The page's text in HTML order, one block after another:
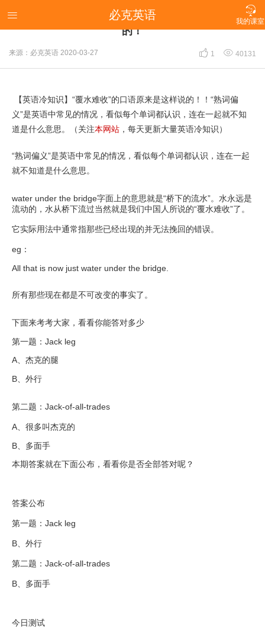

我的课室
 必克英语
【英语冷知识】“覆水难收”的口语原来是这样说
的！
来源：必克英语 2020-03-27  1  40131
【英语冷知识】“覆水难收”的口语原来是这样说的！！“熟词偏
义”是英语中常见的情况，看似每个单词都认识，连在一起就不知
道是什么意思。（关注本网站 ，每天更新大量英语冷知识）
“熟词偏义”是英语中常见的情况，看似每个单词都认识，连在一起
就不知道是什么意思。
water under the bridge字面上的意思就是“桥下的流水”。水永远是
流动的，水从桥下流过当然就是我们中国人所说的“覆水难收”了。
它实际用法中通常指那些已经出现的并无法挽回的错误。
eg：
All that is now just water under the bridge.
所有那些现在都是不可改变的事实了。
下面来考考大家，看看你能答对多少
第一题：Jack leg
A、杰克的腿
B、外行
第二题：Jack-of-all-trades
A、很多叫杰克的
B、多面手
本期答案就在下面公布，看看你是否全部答对呢？
答案公布
第一题：Jack leg
B、外行
第二题：Jack-of-all-trades
B、多面手
今日测试